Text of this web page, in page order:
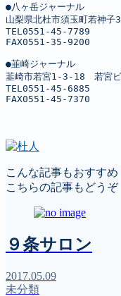
●八ヶ岳ジャーナル
山梨県北杜市須玉町若神子
TEL0551-45-7789
FAX0551-35-9200
●韮崎ジャーナル
韮崎市若宮1-3-18　若宮
TEL0551-45-6885
FAX0551-45-7370
こんな記事もおすすめ
こちらの記事もどうぞ
９条サロン
2017.05.09
未分類